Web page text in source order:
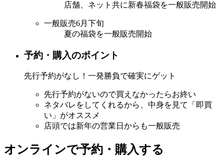
店舗、ネット共に新春福袋を一般販売開始
一般販売6月下旬
夏の福袋を一般販売開始
予約・購入のポイント
先行予約がなし！一発勝負で確実にゲット
先行予約がないので買えなかったらお終い
ネタバレをしてくれるから、中身を見て「即買
い」がオススメ
店頭では新年の営業日からも一般販売
オンラインで予約・購入する